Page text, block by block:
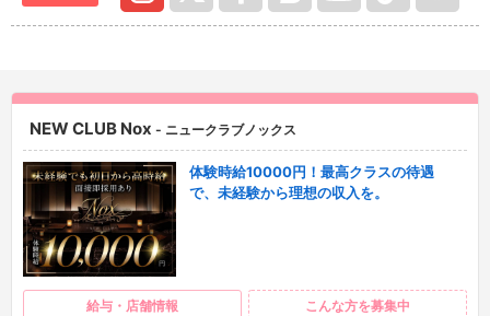
NEW CLUB Nox - ニュークラブノックス
体験時給10000円！最高クラスの待遇
で、未経験から理想の収入を。
給与・店舗情報 こんな方を募集中